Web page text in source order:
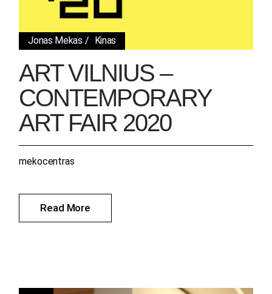
Jonas Mekas Kinas
ART VILNIUS –
CONTEMPORARY
ART FAIR 2020
Read More
mekocentras